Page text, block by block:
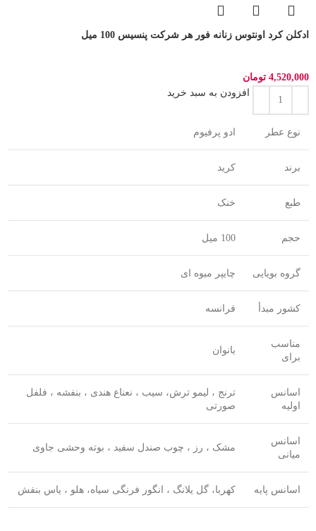
ادکلن کرد اونتوس زنانه فور هر شرکت پنسیس 100 میل
4,520,000 تومان
افزودن به سبد خرید
نوع عطر ادو پرفیوم
برند کرید
طبع خنک
حجم 100 میل
گروه بویایی چایپر میوه ای
کشور مبدأ فرانسه
مناسب
برای
بانوان
اسانس
اولیه
ترنج ، لیمو ترش، سیب ، نعناع هندی ، بنفشه ، فلفل
صورتی
اسانس
میانی
مشک ، رز ، چوب صندل سفید ، بوته وحشی جاوی
اسانس پایه کهربا، گل یلانگ ، انگور فرنگی سیاه، هلو ، یاس بنفش